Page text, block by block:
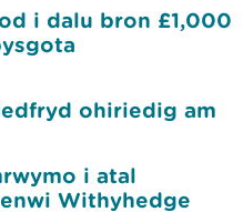
i dalu bron £1,000
ohiriedig am
i atal
Withyhedge